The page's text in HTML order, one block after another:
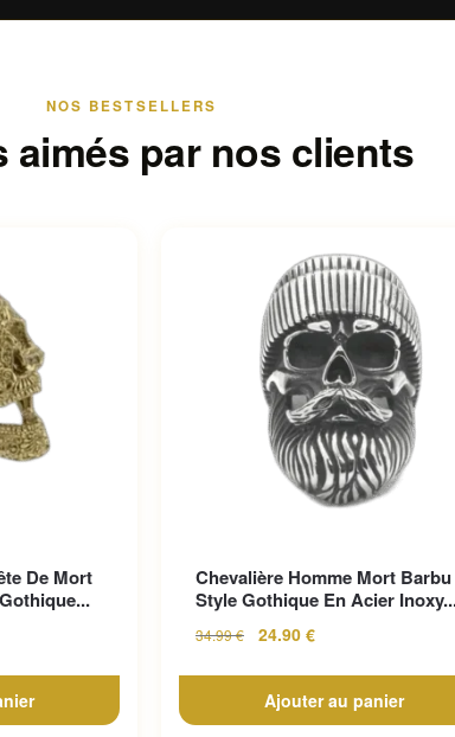
NOS BESTSELLERS
aimés par nos clients
De Mort
Chevalière Homme Mort Barbu
Style Gothique En Acier
34.99€ 24.90 €
Ajouter au panier